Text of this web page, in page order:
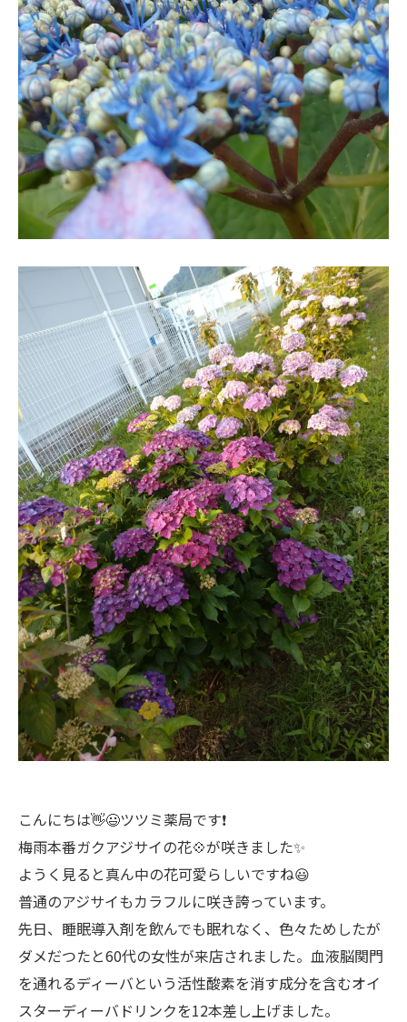
こんにちは👋😃ツツミ薬局です❗
梅雨本番ガクアジサイの花💠が咲きました✨
ようく見ると真ん中の花可愛らしいですね😃
普通のアジサイもカラフルに咲き誇っています。
先日、睡眠導入剤を飲んでも眠れなく、色々ためしたが
ダメだつたと60代の女性が来店されました。血液脳関門
を通れるディーバという活性酸素を消す成分を含むオイ
スターディーバドリンクを12本差し上げました。